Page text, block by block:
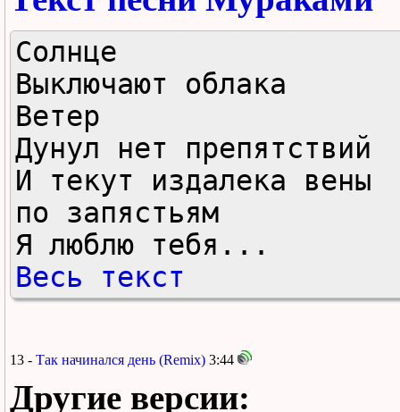
Солнце
Выключают облака
Ветер
Дунул нет препятствий
И текут издалека вены
по запястьям
Я люблю тебя...
Весь текст
13 - Так начинался день (Remix) 3:44
Другие версии: